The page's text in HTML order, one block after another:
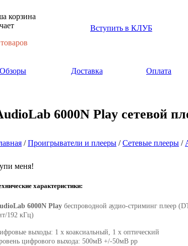
корзина
Вступить в КЛУБ
Обзоры Доставка Оплата
6000N Play сетевой
/Проигрыватели и плееры /Сетевые плееры /
меня!
характеристики:
6000N Play беспроводной аудио-стриминг плеер
192 кГц)
выходы: 1 x коаксиальный, 1 x оптический
цифрового выхода: 500мВ +/-50мВ pp